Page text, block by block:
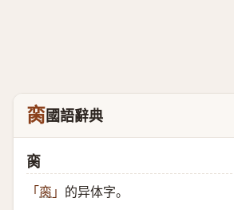
脔國語辭典
脔
「 脔 」 的异体字。